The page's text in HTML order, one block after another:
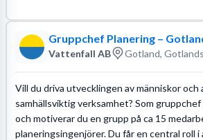
Gruppchef Planering –
Vattenfall AB Gotland,
Vill du driva utvecklingen av människor
samhällsviktig verksamhet? Som
och motiverar du en grupp på ca 15
planeringsingenjörer. Du får en central roll i